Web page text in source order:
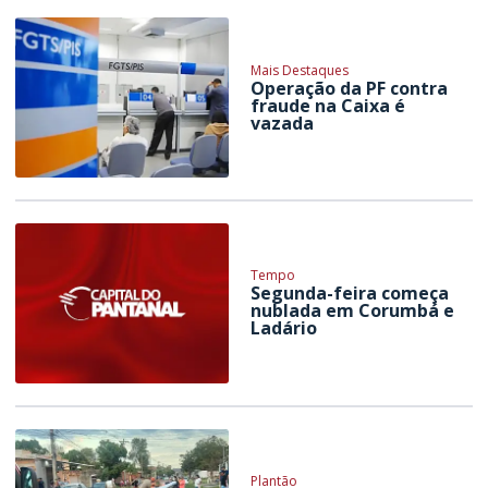
Mais Destaques
Operação da PF contra
fraude na Caixa é
vazada
Tempo
Segunda-feira começa
nublada em Corumbá e
Ladário
Plantão